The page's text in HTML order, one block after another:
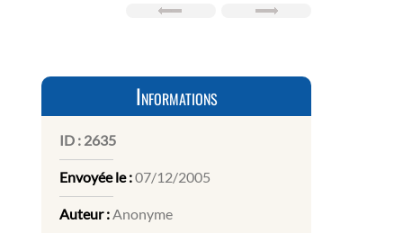
Informations
ID : 2635
Envoyée le :07/12/2005
Auteur :Anonyme